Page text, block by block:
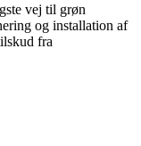
vej til grøn
og installation af
fra